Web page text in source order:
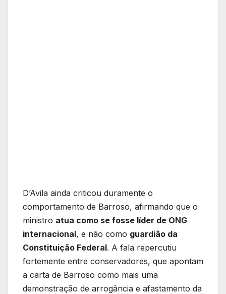
D’Avila ainda criticou duramente o
comportamento de Barroso, afirmando que o
ministro atua como se fosse líder de ONG
internacional, e não como guardião da
Constituição Federal. A fala repercutiu
fortemente entre conservadores, que apontam
a carta de Barroso como mais uma
demonstração de arrogância e afastamento da